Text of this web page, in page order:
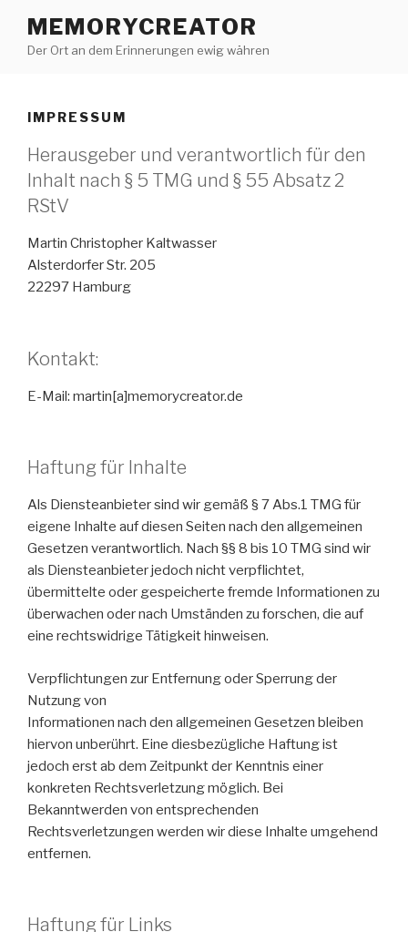
Inhalt
springen
MEMORYCREATOR
Der Ort an dem Erinnerungen ewig währen
IMPRESSUM
Herausgeber und verantwortlich für den
Inhalt nach § 5 TMG und § 55 Absatz 2
RStV
Martin Christopher Kaltwasser
Alsterdorfer Str. 205
22297 Hamburg
Kontakt:
E-Mail: martin[a]memorycreator.de
Haftung für Inhalte
Als Diensteanbieter sind wir gemäß § 7 Abs.1 TMG für
eigene Inhalte auf diesen Seiten nach den allgemeinen
Gesetzen verantwortlich. Nach §§ 8 bis 10 TMG sind wir
als Diensteanbieter jedoch nicht verpflichtet,
übermittelte oder gespeicherte fremde Informationen zu
überwachen oder nach Umständen zu forschen, die auf
eine rechtswidrige Tätigkeit hinweisen.
Verpflichtungen zur Entfernung oder Sperrung der
Nutzung von
Informationen nach den allgemeinen Gesetzen bleiben
hiervon unberührt. Eine diesbezügliche Haftung ist
jedoch erst ab dem Zeitpunkt der Kenntnis einer
konkreten Rechtsverletzung möglich. Bei
Bekanntwerden von entsprechenden
Rechtsverletzungen werden wir diese Inhalte umgehend
entfernen.
Haftung für Links